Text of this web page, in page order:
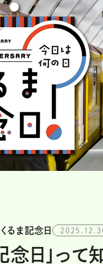
るま記念日
念日」っ